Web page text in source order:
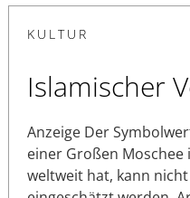
KULTUR
Islamischer
Anzeige Der
einer Großen
weltweit hat, kann